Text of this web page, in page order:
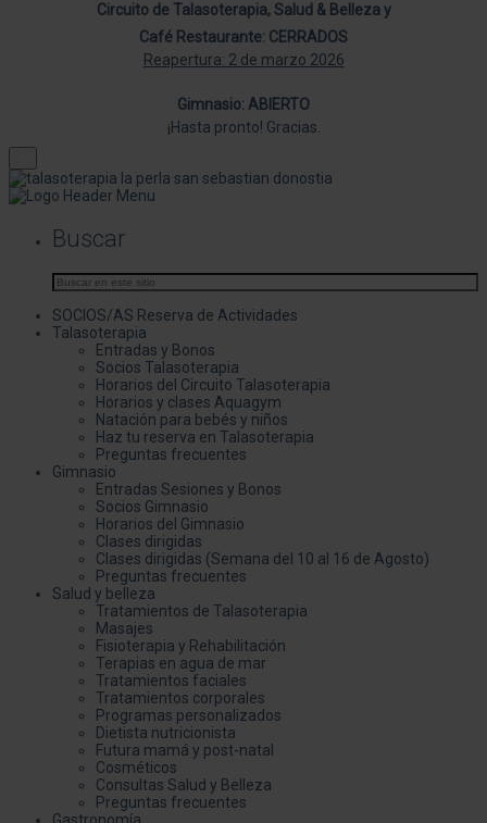
Circuito de Talasoterapia, Salud & Belleza y
Café Restaurante: CERRADOS
Reapertura: 2 de marzo 2026
Gimnasio: ABIERTO
¡Hasta pronto! Gracias.
Buscar
SOCIOS/AS Reserva de Actividades
Talasoterapia
Entradas y Bonos
Socios Talasoterapia
Horarios del Circuito Talasoterapia
Horarios y clases Aquagym
Natación para bebés y niños
Haz tu reserva en Talasoterapia
Preguntas frecuentes
Gimnasio
Entradas Sesiones y Bonos
Socios Gimnasio
Horarios del Gimnasio
Clases dirigidas
Clases dirigidas (Semana del 10 al 16 de Agosto)
Preguntas frecuentes
Salud y belleza
Tratamientos de Talasoterapia
Masajes
Fisioterapia y Rehabilitación
Terapias en agua de mar
Tratamientos faciales
Tratamientos corporales
Programas personalizados
Dietista nutricionista
Futura mamá y post-natal
Cosméticos
Consultas Salud y Belleza
Preguntas frecuentes
Gastronomía